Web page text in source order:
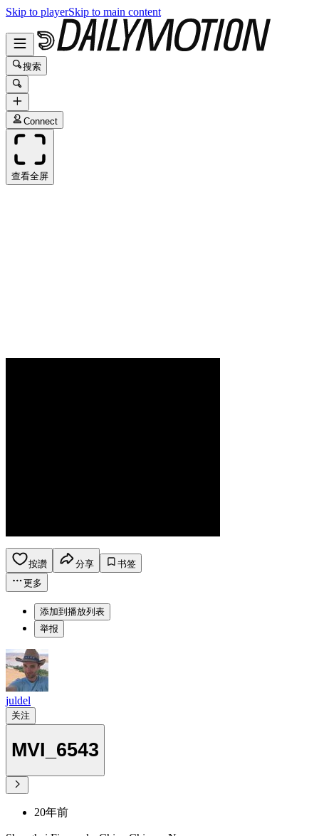
Skip to playerSkip to main content
搜索
Connect
查看全屏
按讚 分享
书签
更多
添加到播放列表
举报
juldel
关注
MVI_6543
20年前